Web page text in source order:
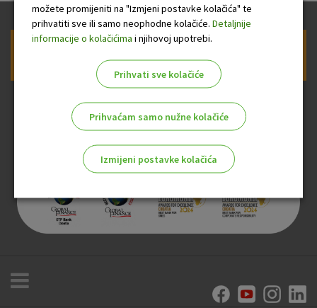
možete promijeniti na "Izmjeni postavke kolačića" te
prihvatiti sve ili samo neophodne kolačiće. Detaljnije
informacije o kolačićima i njihovoj upotrebi.
Prihvati sve kolačiće
Prihvaćam samo nužne kolačiće
Izmijeni postavke kolačića
Nužni kolačići
Analitički kolačići